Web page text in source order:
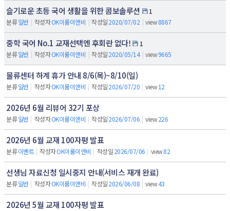
슬기로운 초등 국어 생활을 위한 콤보솔루션
1
분류일반 | 작성자OK이룸이앤비 | 작성일2020/07/02 | view8867
중학 국어 No.1 교재선택엔 후회란 없다!
1
분류일반 | 작성자OK이룸이앤비 | 작성일2020/05/14 | view9665
물류센터 하계 휴가 안내 8/6(목)~8/10(일)
분류일반 | 작성자OK이룸이앤비 | 작성일2026/07/20 | view12
2026년 6월 리뷰어 32기 포상
분류일반 | 작성자OK이룸이앤비 | 작성일2026/07/06 | view226
2026년 6월 교재 100자평 발표
분류이벤트 | 작성자OK이룸이앤비 | 작성일2026/07/06 | view82
선생님 자료신청 일시중지 안내(서비스 재개 완료)
분류일반 | 작성자OK이룸이앤비 | 작성일2026/06/08 | view43
2026년 5월 교재 100자평 발표